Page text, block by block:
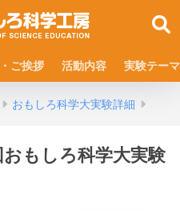
ご挨拶 活動内容 実験テーマ
おもしろ科学大実験詳細
もしろ科学大実験